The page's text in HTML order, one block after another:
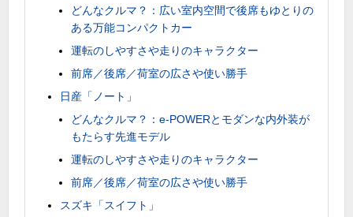
どんなクルマ？：広い室内空間で後席もゆとりの
ある万能コンパクトカー
運転のしやすさや走りのキャラクター
前席／後席／荷室の広さや使い勝手
日産「ノート」
どんなクルマ？：e-POWERとモダンな内外装が
もたらす先進モデル
運転のしやすさや走りのキャラクター
前席／後席／荷室の広さや使い勝手
スズキ「スイフト」